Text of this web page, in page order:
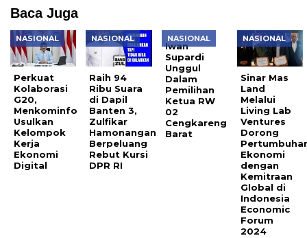
Baca Juga
NASIONAL
Perkuat
Kolaborasi
G20,
Menkominfo
Usulkan
Kelompok
Kerja
Ekonomi
Digital
NASIONAL
Raih 94
Ribu Suara
di Dapil
Banten 3,
Zulfikar
Hamonangan
Berpeluang
Rebut Kursi
DPR RI
NASIONAL
Iwan
Supardi
Unggul
Dalam
Pemilihan
Ketua RW
02
Cengkareng
Barat
NASIONAL
Sinar Mas
Land
Melalui
Living Lab
Ventures
Dorong
Ekonomi
dengan
Kemitraan
Global di
Indonesia
Economic
Forum
2024